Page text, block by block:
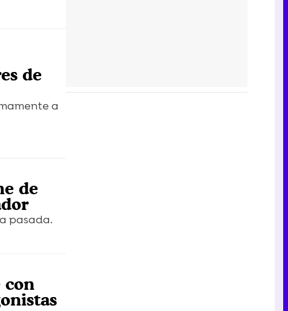
de
a
de
pasada.
con